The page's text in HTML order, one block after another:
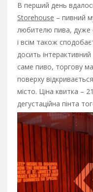
В перший день
Storehouse – пивний
любителю пива, дуже
і всім також
досить
саме пиво, торгову
поверху
місто. Ціна квитка –
дегустаційна пінта